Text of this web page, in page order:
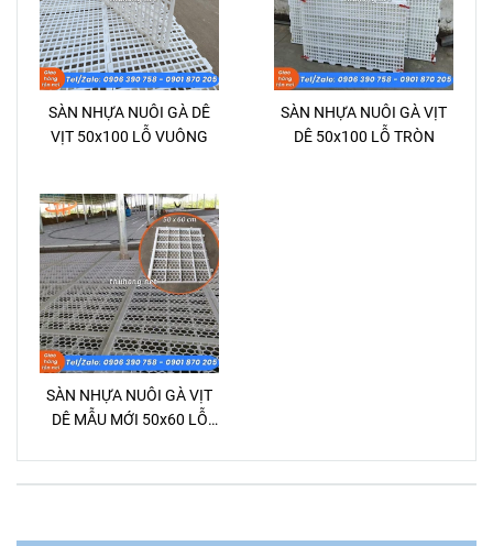
SÀN NHỰA NUÔI GÀ DÊ
VỊT 50x100 LỖ VUÔNG
SÀN NHỰA NUÔI GÀ VỊT
DÊ 50x100 LỖ TRÒN
SÀN NHỰA NUÔI GÀ VỊT
DÊ MẪU MỚI 50x60 LỖ